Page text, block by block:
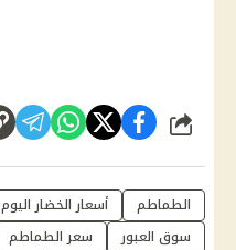
شارك
الطماطم أسعار الخضار اليوم
سوق العبور
سعر الطماطم